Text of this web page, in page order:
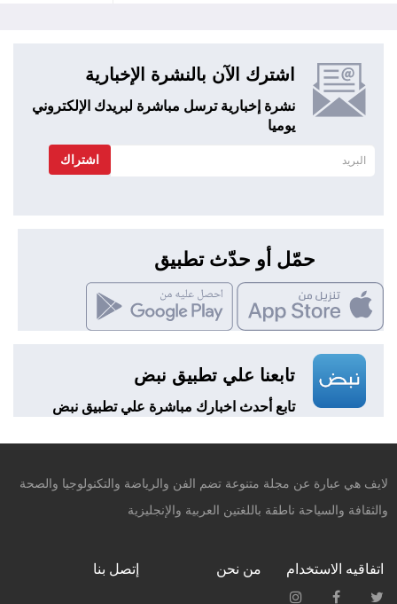
اشترك الآن بالنشرة الإخبارية
نشرة إخبارية ترسل مباشرة لبريدك الإلكتروني
يوميا
اشتراك
حمّل أو حدّث تطبيق
تابعنا علي تطبيق نبض
تابع أحدث اخبارك مباشرة علي تطبيق نبض
لايف هي عبارة عن مجلة متنوعة تضم الفن والرياضة والتكنولوجيا والصحة
والثقافة والسياحة ناطقة باللغتين العربية والإنجليزية
اتفاقيه الاستخدام من نحن إتصل بنا